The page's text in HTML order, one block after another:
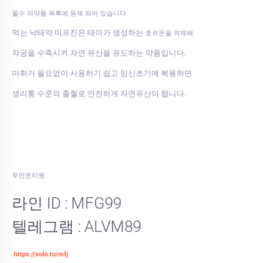
필수 의약품 목록에 등재 되어 있습니다
먹는 낙태약 미프진은 태아가 생성하는 호르몬을 억제해
자궁을 수축시켜 자연 유산을 유도하는 약품입니다.
마취가 필요없이 사용하기 쉽고 임신초기에 복용하면
생리통 수준의 출혈로 안전하게 자연유산이 됩니다.
우먼온리원
라인 ID : MFG99
텔레그램 : ALVM89
https://solo.to/mfj